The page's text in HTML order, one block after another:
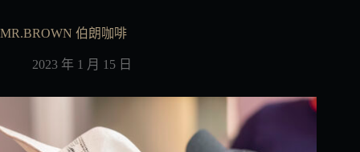
MR.BROWN 伯朗咖啡
2023 年 1 月 15 日